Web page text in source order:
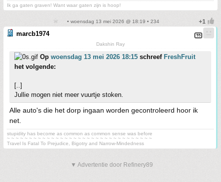
Ik ga gaten graven! Want waar gaten zijn is hoop!
• woensdag 13 mei 2026 @ 18:19 • 234
marcb1974
Dakshin Ray
Op woensdag 13 mei 2026 18:15 schreef FreshFruit
het volgende:
[..]
Jullie mogen niet meer vuurtje stoken.
Alle auto's die het dorp ingaan worden gecontroleerd hoor ik
net.
stupidity has become as common as common sense was before
~ ~ ~ ~ ~ ~ ~ ~ ~ ~ ~ ~ ~ ~ ~ ~ ~ ~ ~ ~ ~ ~ ~ ~ ~ ~ ~ ~ ~ ~ ~ ~ ~
Travel Is Fatal To Prejudice, Bigotry and Narrow-Mindedness
▼ Advertentie door Refinery89